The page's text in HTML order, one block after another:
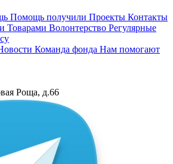
Помощь получили Проекты Контакты
Товарами Волонтерство Регулярные
Команда фонда Нам помогают
Роща, д.66